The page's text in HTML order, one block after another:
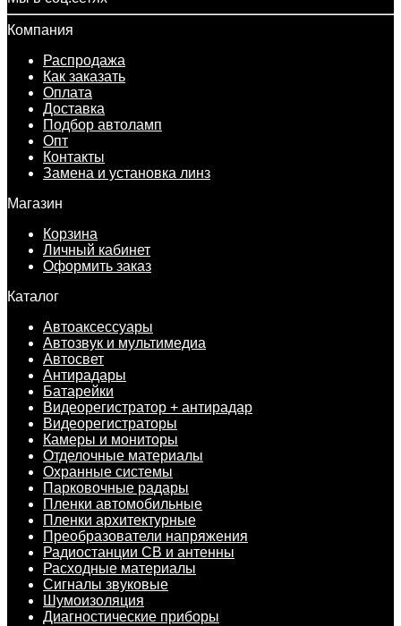
Компания
Распродажа
Как заказать
Оплата
Доставка
Подбор автоламп
Опт
Контакты
Замена и установка линз
Магазин
Корзина
Личный кабинет
Оформить заказ
Каталог
Автоаксессуары
Автозвук и мультимедиа
Автосвет
Антирадары
Батарейки
Видеорегистратор + антирадар
Видеорегистраторы
Камеры и мониторы
Отделочные материалы
Охранные системы
Парковочные радары
Пленки автомобильные
Пленки архитектурные
Преобразователи напряжения
Радиостанции CB и антенны
Расходные материалы
Сигналы звуковые
Шумоизоляция
Диагностические приборы